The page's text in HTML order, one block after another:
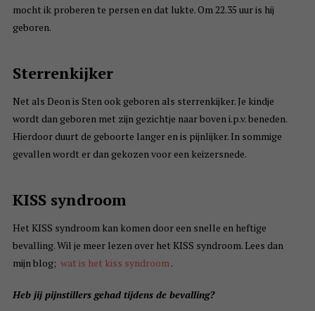
mocht ik proberen te persen en dat lukte. Om 22.35 uur is hij
geboren.
Sterrenkijker
Net als Deon is Sten ook geboren als sterrenkijker. Je kindje
wordt dan geboren met zijn gezichtje naar boven i.p.v. beneden.
Hierdoor duurt de geboorte langer en is pijnlijker. In sommige
gevallen wordt er dan gekozen voor een keizersnede.
KISS syndroom
Het KISS syndroom kan komen door een snelle en heftige
bevalling. Wil je meer lezen over het KISS syndroom. Lees dan
mijn blog; wat is het kiss syndroom.
Heb jij pijnstillers gehad tijdens de bevalling?